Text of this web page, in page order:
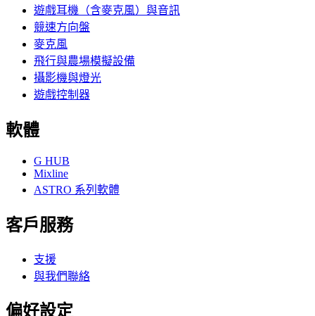
遊戲耳機（含麥克風）與音訊
競速方向盤
麥克風
飛行與農場模擬設備
攝影機與燈光
遊戲控制器
軟體
G HUB
Mixline
ASTRO 系列軟體
客戶服務
支援
與我們聯絡
偏好設定